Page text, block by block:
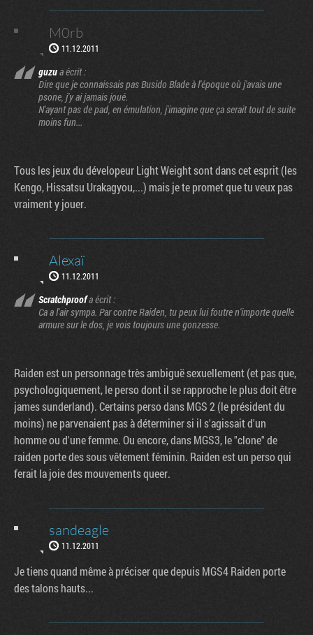
M0rb
11.12.2011
guzua écrit :
Dire que je connaissais pas Busido Blade à l'époque où j'avais une
psone, j'y ai jamais joué.
N'ayant pas de pad, en émulation, j'imagine que ça serait tout de suite
moins fun...
Tous les jeux du dévelopeur Light Weight sont dans cet esprit (les
Kengo, Hissatsu Urakagyou,...) mais je te promet que tu veux pas
vraiment y jouer.
Alexaï
11.12.2011
Scratchproofa écrit :
Ca a l'air sympa. Par contre Raiden, tu peux lui foutre n'importe quelle
armure sur le dos, je vois toujours une gonzesse.
Raiden est un personnage très ambiguë sexuellement (et pas que,
psychologiquement, le perso dont il se rapproche le plus doit être
james sunderland). Certains perso dans MGS 2 (le président du
moins) ne parvenaient pas à déterminer si il s'agissait d'un
homme ou d'une femme. Ou encore, dans MGS3, le "clone" de
raiden porte des sous vêtement féminin. Raiden est un perso qui
ferait la joie des mouvements queer.
sandeagle
11.12.2011
Je tiens quand même à préciser que depuis MGS4 Raiden porte
des talons hauts...